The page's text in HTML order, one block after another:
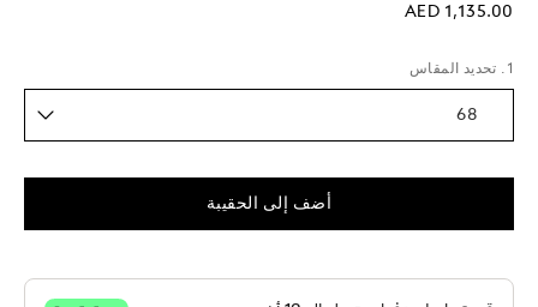
AED 1,135.00
1. تحديد المقاس
68
أضف إلى الحقيبة